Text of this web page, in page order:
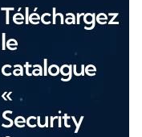
Téléchargez
le
catalogue
«
Security